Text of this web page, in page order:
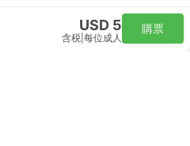
USD 5
含税 每位成人
購票